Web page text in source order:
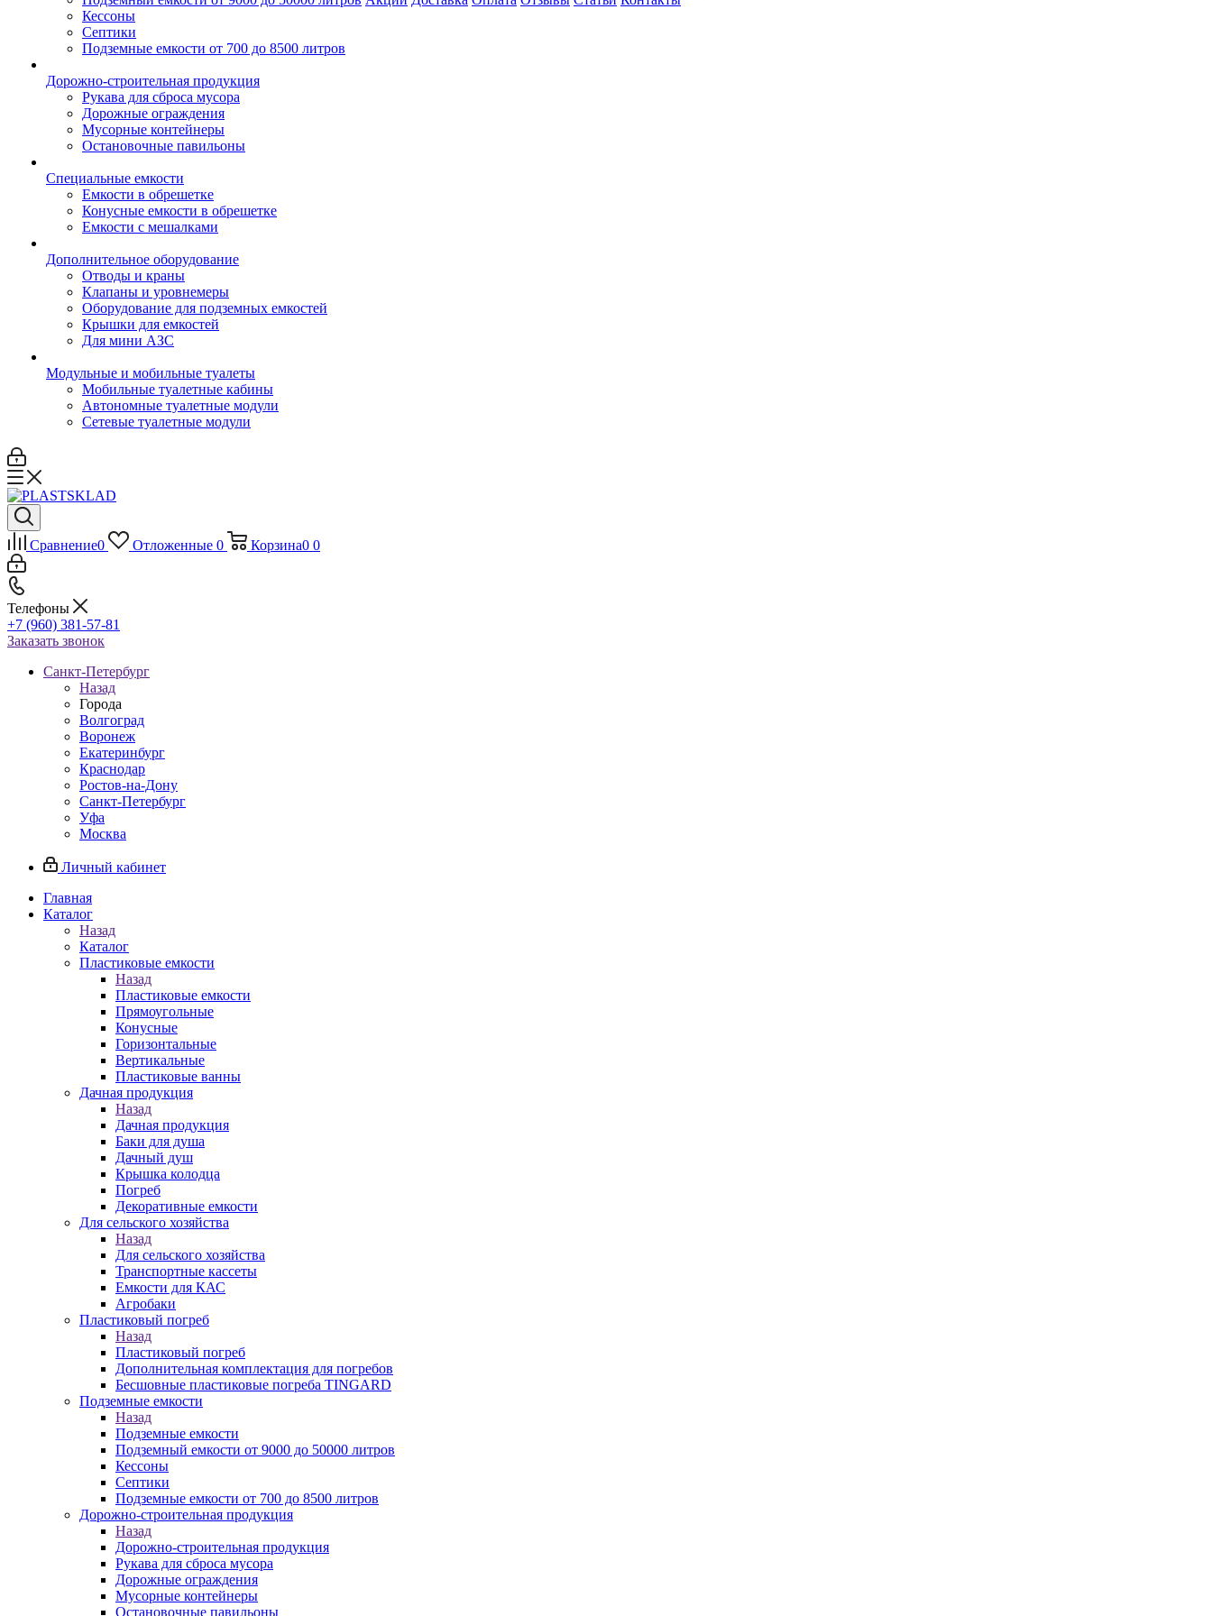
Кессоны
Септики
Подземные емкости от 700 до 8500 литров
Дорожно-строительная продукция
Рукава для сброса мусора
Дорожные ограждения
Мусорные контейнеры
Остановочные павильоны
Специальные емкости
Емкости в обрешетке
Конусные емкости в обрешетке
Емкости с мешалками
Дополнительное оборудование
Отводы и краны
Клапаны и уровнемеры
Оборудование для подземных емкостей
Крышки для емкостей
Для мини АЗС
Модульные и мобильные туалеты
Мобильные туалетные кабины
Автономные туалетные модули
Сетевые туалетные модули
Сравнение0 Отложенные 0 Корзина0 0
Телефоны
+7 (960) 381-57-81
Заказать звонок
Санкт-Петербург
Назад
Города
Волгоград
Воронеж
Екатеринбург
Краснодар
Ростов-на-Дону
Санкт-Петербург
Уфа
Москва
Личный кабинет
Главная
Каталог
Назад
Каталог
Пластиковые емкости
Назад
Пластиковые емкости
Прямоугольные
Конусные
Горизонтальные
Вертикальные
Пластиковые ванны
Дачная продукция
Назад
Дачная продукция
Баки для душа
Дачный душ
Крышка колодца
Погреб
Декоративные емкости
Для сельского хозяйства
Назад
Для сельского хозяйства
Транспортные кассеты
Емкости для КАС
Агробаки
Пластиковый погреб
Назад
Пластиковый погреб
Дополнительная комплектация для погребов
Бесшовные пластиковые погреба TINGARD
Подземные емкости
Назад
Подземные емкости
Подземный емкости от 9000 до 50000 литров
Кессоны
Септики
Подземные емкости от 700 до 8500 литров
Дорожно-строительная продукция
Назад
Дорожно-строительная продукция
Рукава для сброса мусора
Дорожные ограждения
Мусорные контейнеры
Остановочные павильоны